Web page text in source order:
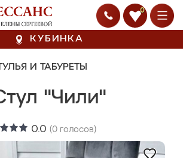
0
КУБИНКА
И ТАБУРЕТЫ
"Чили"
0.0 (0 голосов)